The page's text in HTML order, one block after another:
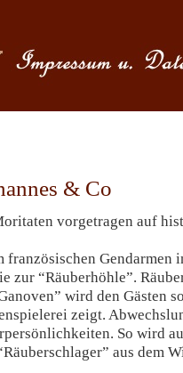
& Co
vorgetragen auf
Gendarmen
zur “Räuberhöhle”.
wird den Gästen
zeigt.
So wird
aus dem